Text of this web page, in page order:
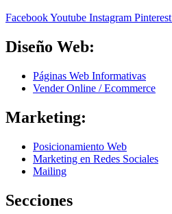
FacebookYoutube Instagram Pinterest
Diseño Web:
Páginas Web Informativas
Vender Online / Ecommerce
Marketing:
Posicionamiento Web
Marketing en Redes Sociales
Mailing
Secciones